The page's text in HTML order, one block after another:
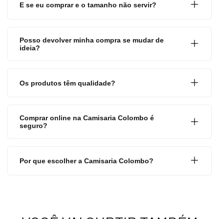
E se eu comprar e o tamanho não servir?
Posso devolver minha compra se mudar de
ideia?
Os produtos têm qualidade?
Comprar online na Camisaria Colombo é
seguro?
Por que escolher a Camisaria Colombo?